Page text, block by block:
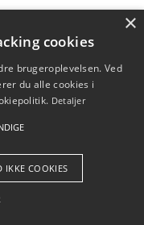
påvirker vores
×
cookies
brugeroplevelsen. Ved
du alle cookies i
Detaljer
IKKE COOKIES